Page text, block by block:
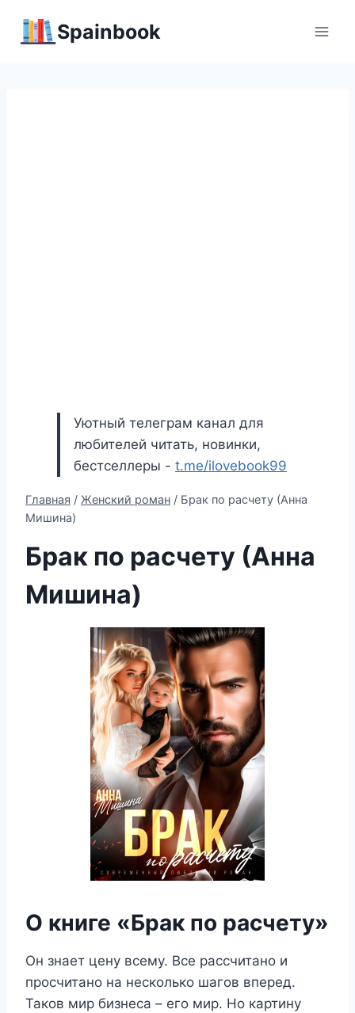
Spainbook
Уютный телеграм канал для
любителей читать, новинки,
бестселлеры - t.me/ilovebook99
Главная / Женский роман / Брак по расчету (Анна
Мишина)
Брак по расчету (Анна
Мишина)
О книге «Брак по расчету»
Он знает цену всему. Все рассчитано и
просчитано на несколько шагов вперед.
Таков мир бизнеса – его мир. Но картину